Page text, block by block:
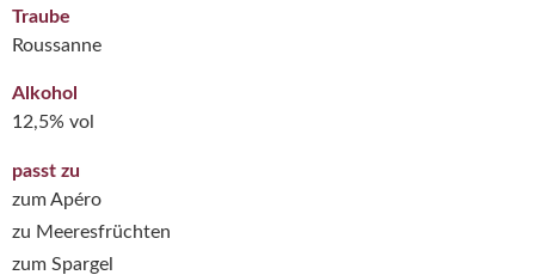
Traube
Roussanne
Alkohol
12,5% vol
passt zu
zum Apéro
zu Meeresfrüchten
zum Spargel